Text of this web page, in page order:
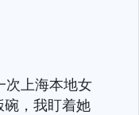
次上海本地女
，我盯着她